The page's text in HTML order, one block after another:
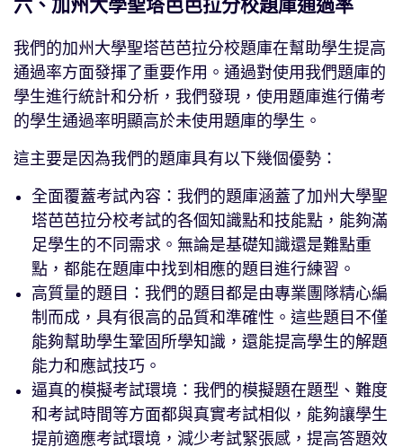
六、加州大學聖塔芭芭拉分校題庫通過率
我們的加州大學聖塔芭芭拉分校題庫在幫助學生提高
通過率方面發揮了重要作用。通過對使用我們題庫的
學生進行統計和分析，我們發現，使用題庫進行備考
的學生通過率明顯高於未使用題庫的學生。
這主要是因為我們的題庫具有以下幾個優勢：
全面覆蓋考試內容：我們的題庫涵蓋了加州大學聖
塔芭芭拉分校考試的各個知識點和技能點，能夠滿
足學生的不同需求。無論是基礎知識還是難點重
點，都能在題庫中找到相應的題目進行練習。
高質量的題目：我們的題目都是由專業團隊精心編
制而成，具有很高的品質和準確性。這些題目不僅
能夠幫助學生鞏固所學知識，還能提高學生的解題
能力和應試技巧。
逼真的模擬考試環境：我們的模擬題在題型、難度
和考試時間等方面都與真實考試相似，能夠讓學生
提前適應考試環境，減少考試緊張感，提高答題效